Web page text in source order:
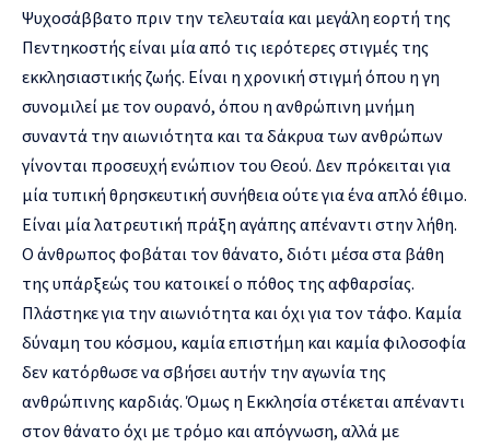
Ψυχοσάββατο πριν την τελευταία και μεγάλη εορτή της
Πεντηκοστής είναι μία από τις ιερότερες στιγμές της
εκκλησιαστικής ζωής. Είναι η χρονική στιγμή όπου η γη
συνομιλεί με τον ουρανό, όπου η ανθρώπινη μνήμη
συναντά την αιωνιότητα και τα δάκρυα των ανθρώπων
γίνονται προσευχή ενώπιον του Θεού. Δεν πρόκειται για
μία τυπική θρησκευτική συνήθεια ούτε για ένα απλό έθιμο.
Είναι μία λατρευτική πράξη αγάπης απέναντι στην λήθη.
Ο άνθρωπος φοβάται τον θάνατο, διότι μέσα στα βάθη
της υπάρξεώς του κατοικεί ο πόθος της αφθαρσίας.
Πλάστηκε για την αιωνιότητα και όχι για τον τάφο. Καμία
δύναμη του κόσμου, καμία επιστήμη και καμία φιλοσοφία
δεν κατόρθωσε να σβήσει αυτήν την αγωνία της
ανθρώπινης καρδιάς. Όμως η Εκκλησία στέκεται απέναντι
στον θάνατο όχι με τρόμο και απόγνωση, αλλά με